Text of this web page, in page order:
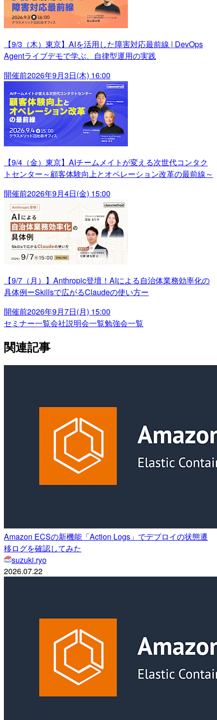
【9/3（木）東京】AIを活用した障害対応最前線 | DevOps
Agentライブデモで学ぶ、自律型運用の実践
開催前2026年9月3日(木) 16:00
【9/4（金）東京】AIチームメイトが変える次世代コンタク
トセンター～顧客体験向上とオペレーション改革の最前線～
開催前2026年9月4日(金) 15:00
【9/7（月）】Anthropic登壇！AIによる自治体業務効率化の
具体例ーSkillsで広がるClaudeの使い方ー
開催前2026年9月7日(月) 15:00
セミナー一覧会社説明会一覧勉強会一覧
関連記事
Amazon ECSの新機能「Action Logs」でデプロイの状態遷
移ログを確認してみた
suzuki.ryo
2026.07.22